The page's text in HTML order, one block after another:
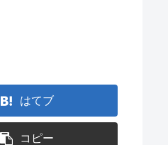
はてブ
コピー